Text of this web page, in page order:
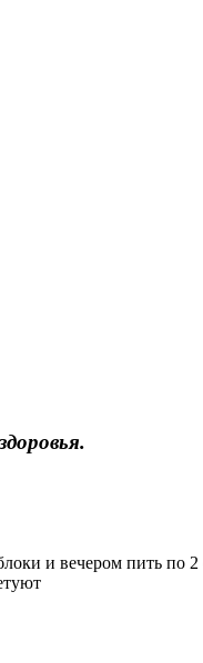
и вечером пить по